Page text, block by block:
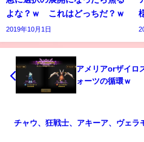
よな？ｗ これはどっちだ？ｗ
2019年10月1日
アメリアorザイロ
ォーツの循環ｗ
チャウ、狂戦士、アキーア、ヴェラ